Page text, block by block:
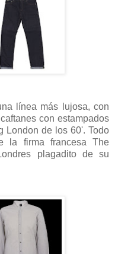
línea más lujosa, con
con estampados
London de los 60'. Todo
la firma francesa The
plagadito de su